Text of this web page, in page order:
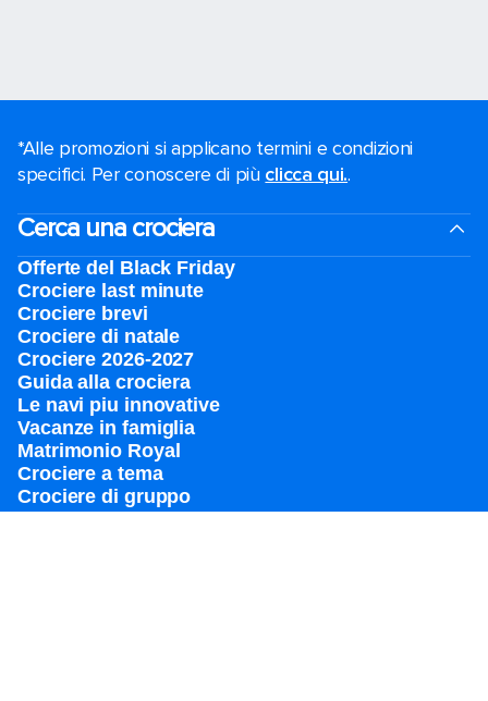
*Alle promozioni si applicano termini e condizioni
specifici. Per conoscere di più clicca qui..
Cerca una crociera
Offerte del Black Friday
Crociere last minute
Crociere brevi​
Crociere di natale​
Crociere 2026-2027
Guida alla crociera
Le navi piu innovative
Vacanze in famiglia
Matrimonio Royal
Crociere a tema
Crociere di gruppo
Destinazioni